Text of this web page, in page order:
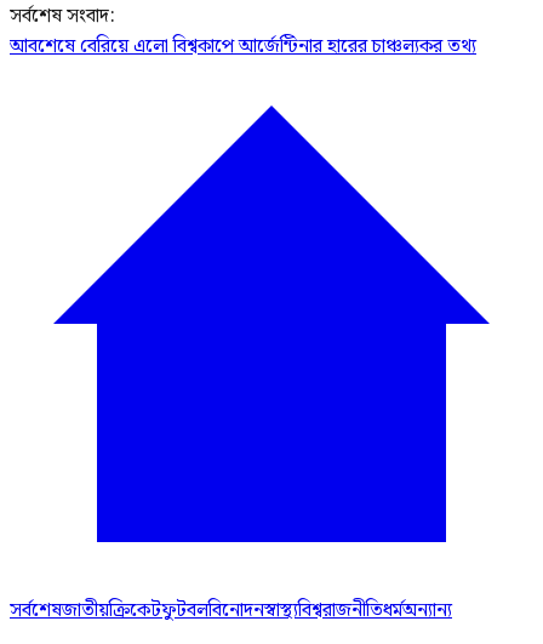
সর্বশেষ সংবাদ:
আবশেষে বেরিয়ে এলো বিশ্বকাপে আর্জেন্টিনার হারের চাঞ্চল্যকর তথ্য
সর্বশেষজাতীয়ক্রিকেটফুটবলবিনোদনস্বাস্থ্যবিশ্বরাজনীতিধর্মঅন্যান্য